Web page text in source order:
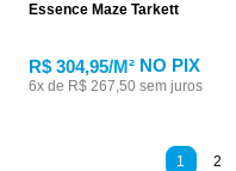
Essence Maze Tarkett
R$ 304,95/M² NO PIX
6x de R$ 267,50 sem juros
1 2